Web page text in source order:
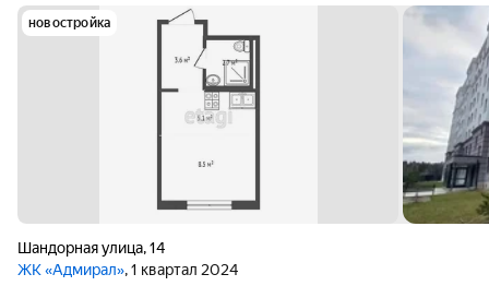
новостройка
Шандорная улица,14
ЖК «Адмирал», 1 квартал 2024